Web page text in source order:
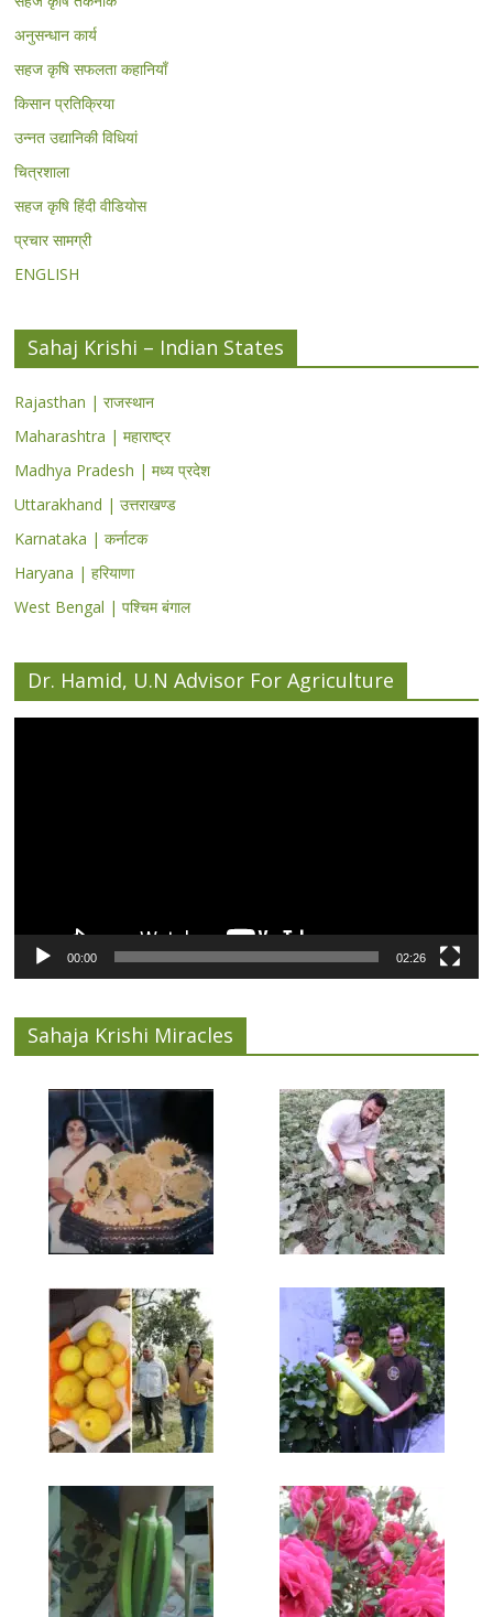
अनुसन्धान कार्य
सहज कृषि सफलता कहानियाँ
किसान प्रतिक्रिया
उन्नत उद्यानिकी विधियां
चित्रशाला
सहज कृषि हिंदी वीडियोस
प्रचार सामग्री
ENGLISH
Sahaj Krishi – Indian States
Rajasthan | राजस्थान
Maharashtra | महाराष्ट्र
Madhya Pradesh | मध्य प्रदेश
Uttarakhand | उत्तराखण्ड
Karnataka | कर्नाटक
Haryana | हरियाणा
West Bengal | पश्चिम बंगाल
Dr. Hamid, U.N Advisor For Agriculture
00:00 02:26
Sahaja Krishi Miracles